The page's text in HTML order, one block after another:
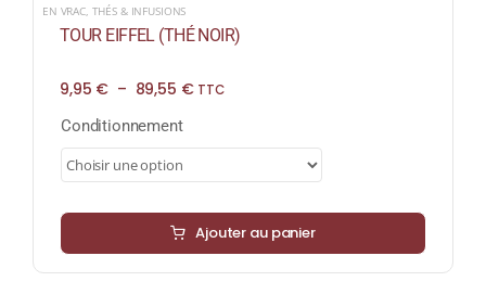
EN VRAC, THÉS & INFUSIONS
TOUR EIFFEL (THÉ NOIR)
9,95 € – 89,55 €Plage
TTC
Conditionnement
Ajouter au panier